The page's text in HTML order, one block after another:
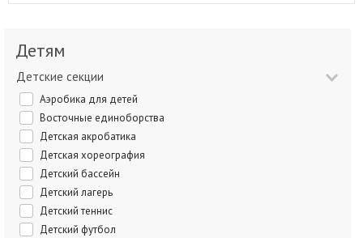
Детям
Детские секции
Аэробика для детей
Восточные единоборства
Детская акробатика
Детская хореография
Детский бассейн
Детский лагерь
Детский теннис
Детский футбол